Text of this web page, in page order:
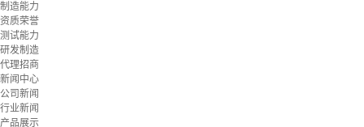
制造能力
资质荣誉
测试能力
研发制造
代理招商
新闻中心
公司新闻
行业新闻
产品展示